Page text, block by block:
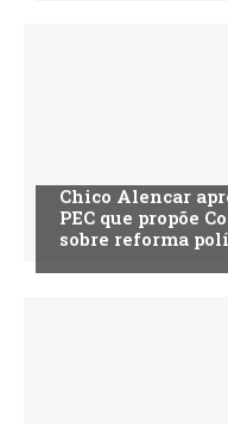
Chico Alencar
PEC que propõe
sobre reforma